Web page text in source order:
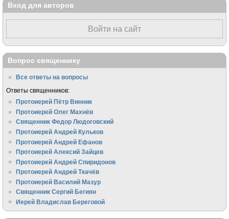
Вход для авторов
Войти на сайт
Вопрос священнику
Все ответы на вопросы
Ответы священников:
Протоиерей Пётр Винник
Протоиерей Олег Махнёв
Священник Федор Людоговский
Протоиерей Андрей Кульков
Протоиерей Андрей Ефанов
Протоиерей Алексий Зайцев
Протоиерей Андрей Спиридонов
Протоиерей Андрей Ткачёв
Протоиерей Василий Мазур
Священник Сергий Бегиян
Иерей Владислав Береговой